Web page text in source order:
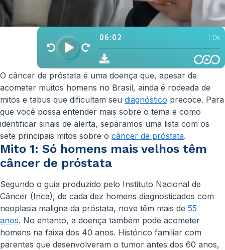
O câncer de próstata é uma doença que, apesar de
acometer muitos homens no Brasil, ainda é rodeada de
mitos e tabus que dificultam seu diagnóstico precoce. Para
que você possa entender mais sobre o tema e como
identificar sinais de alerta, separamos uma lista com os
sete principais mitos sobre o câncer de próstata.
Mito 1: Só homens mais velhos têm
câncer de próstata
Segundo o guia produzido pelo Instituto Nacional de
Câncer (Inca), de cada dez homens diagnosticados com
neoplasia maligna da próstata, nove têm mais de 55
anos. No entanto, a doença também pode acometer
homens na faixa dos 40 anos. Histórico familiar com
parentes que desenvolveram o tumor antes dos 60 anos,